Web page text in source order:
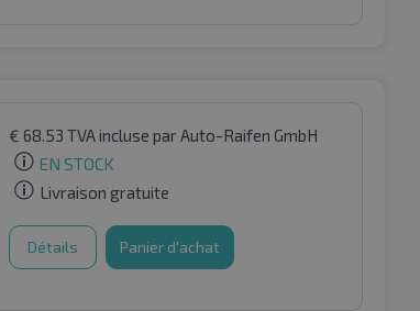
€ 68.53 TVA incluse par Auto-Raifen GmbH
EN STOCK
Livraison gratuite
Détails Panier d'achat